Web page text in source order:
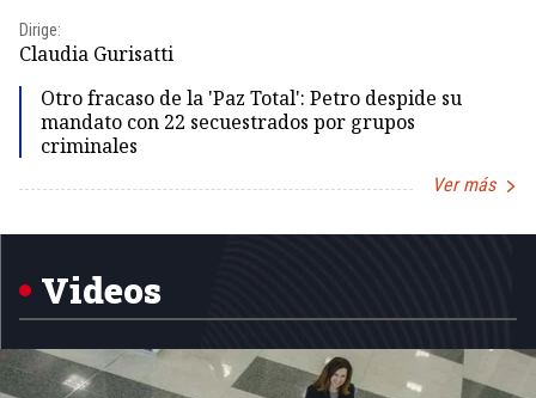
Dirige:
Claudia Gurisatti
Otro fracaso de la 'Paz Total': Petro despide su
mandato con 22 secuestrados por grupos
criminales
Ver más
Videos